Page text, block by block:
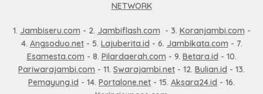
NETWORK
1. Jambiseru.com - 2. Jambiflash.com - 3. Koranjambi.com -
4. Angsoduo.net- 5. Lajuberita.id - 6. Jambikata.com - 7.
Esamesta.com - 8. Pilardaerah.com - 9. Betara.id - 10.
Pariwarajambi.com - 11. Swarajambi.net - 12. Bulian.id - 13.
Pemayung.id - 14. Portalone.net - 15. Aksara24.id - 16.